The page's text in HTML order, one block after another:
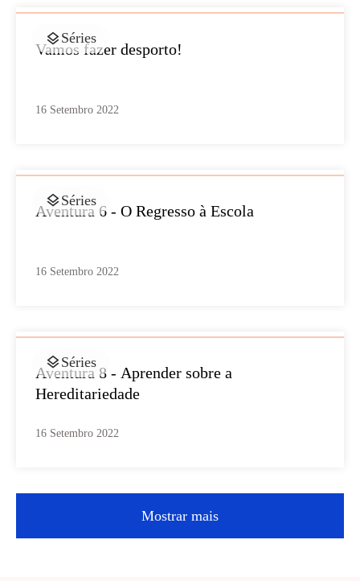
Séries
Vamos fazer desporto!
16 Setembro 2022
Séries
Aventura 6 - O Regresso à Escola
16 Setembro 2022
Séries
Aventura 8 - Aprender sobre a
Hereditariedade
16 Setembro 2022
Mostrar mais